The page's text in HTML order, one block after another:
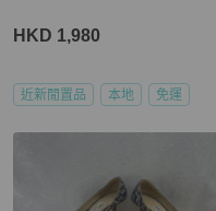
HKD 1,980
近新閒置品 本地 免運